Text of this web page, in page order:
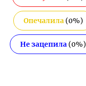
Опечалила(0%)
Не зацепила (0%)